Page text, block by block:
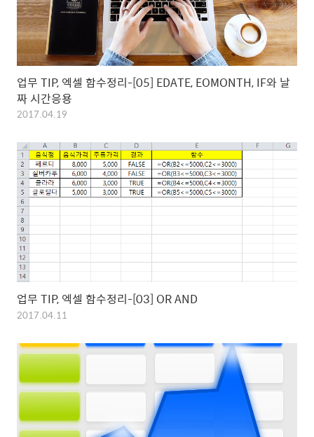
업무 TIP, 엑셀 함수정리-[05] EDATE, EOMONTH, IF와 날
짜 시간응용
2017.04.19
업무 TIP, 엑셀 함수정리-[03] OR AND
2017.04.11